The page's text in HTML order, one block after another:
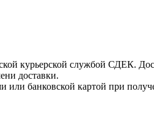
курьерской службой СДЕК.
доставки.
банковской картой при